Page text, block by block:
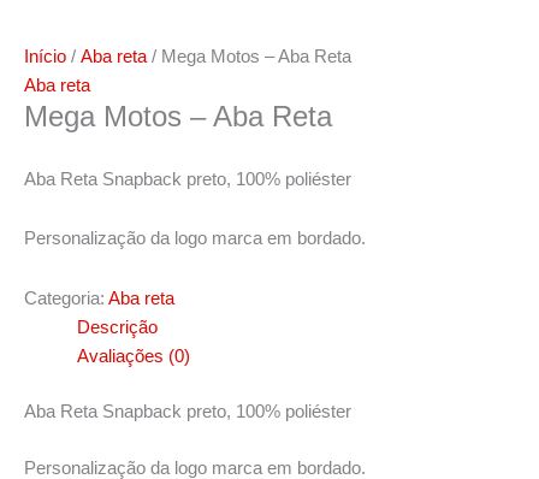
Início / Aba reta / Mega Motos – Aba Reta
Aba reta
Mega Motos – Aba Reta
Aba Reta Snapback preto, 100% poliéster
Personalização da logo marca em bordado.
Categoria: Aba reta
Descrição
Avaliações (0)
Aba Reta Snapback preto, 100% poliéster
Personalização da logo marca em bordado.